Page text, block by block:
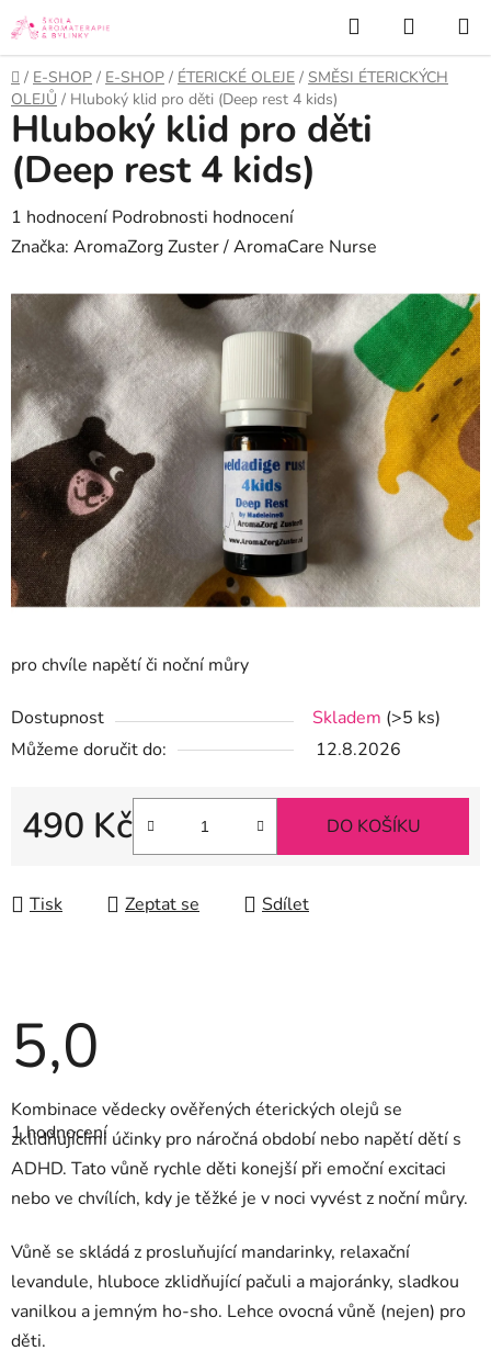
Přejít
na
obsah
Hledat
KOŠÍK
Domů
/ E-SHOP / E-SHOP / ÉTERICKÉ OLEJE / SMĚSI ÉTERICKÝCH
OLEJŮ / Hluboký klid pro děti (Deep rest 4 kids)
pro chvíle napětí či noční můry
Dostupnost Skladem (>5 ks)
Můžeme doručit do:
12.8.2026
490 Kč DO KOŠÍKU
Tisk Zeptat se Sdílet
Hluboký klid pro děti
(Deep rest 4 kids)
Průměrné
hodnocení
je
z
5
hvězdiček.
1 hodnocení Podrobnosti hodnocení
Značka: AromaZorg Zuster / AromaCare Nurse
5,0
Průměrné
hodnocení
produktu
5,0
5
1 hodnocení
Kombinace vědecky ověřených éterických olejů se
zklidňujícími účinky pro náročná období nebo napětí dětí s
ADHD. Tato vůně rychle děti konejší při emoční excitaci
nebo ve chvílích, kdy je těžké je v noci vyvést z noční můry.
Vůně se skládá z prosluňující mandarinky, relaxační
levandule, hluboce zklidňující pačuli a majoránky, sladkou
vanilkou a jemným ho-sho. Lehce ovocná vůně (nejen) pro
děti.